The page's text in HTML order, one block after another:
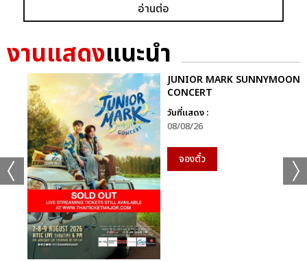
อ่านต่อ
งานแสดงแนะนำ
JUNIOR MARK SUNNYMOON
CONCERT
วันที่แสดง :
08/08/26
จองตั๋ว